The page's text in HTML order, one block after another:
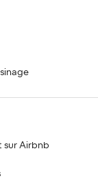
sur Airbnb